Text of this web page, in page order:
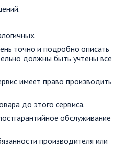
точно и подробно описать
должны быть учтены все
имеет право производить
до этого сервиса.
обслуживание
производителя или